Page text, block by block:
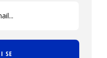
SE